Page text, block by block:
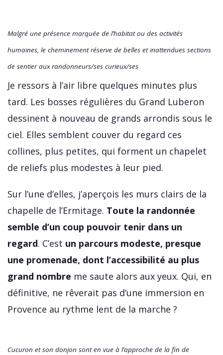
Malgré une présence marquée de l’habitat ou des activités
humaines, le cheminement réserve de belles et inattendues sections
de sentier aux randonneurs/ses curieux/ses
Je ressors à l’air libre quelques minutes plus
tard. Les bosses régulières du Grand Luberon
dessinent à nouveau de grands arrondis sous le
ciel. Elles semblent couver du regard ces
collines, plus petites, qui forment un chapelet
de reliefs plus modestes à leur pied.
Sur l’une d’elles, j’aperçois les murs clairs de la
chapelle de l’Ermitage. Toute la randonnée
semble d’un coup pouvoir tenir dans un
regard. C’est un parcours modeste, presque
une promenade, dont l’accessibilité au plus
grand nombre me saute alors aux yeux. Qui, en
définitive, ne rêverait pas d’une immersion en
Provence au rythme lent de la marche ?
Cucuron et son donjon sont en vue à l’approche de la fin de